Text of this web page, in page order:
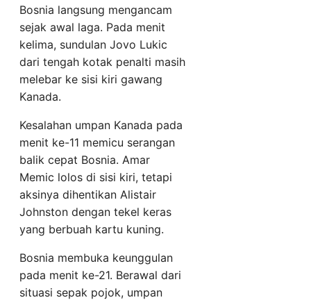
Bosnia langsung mengancam
sejak awal laga. Pada menit
kelima, sundulan Jovo Lukic
dari tengah kotak penalti masih
melebar ke sisi kiri gawang
Kanada.
Kesalahan umpan Kanada pada
menit ke-11 memicu serangan
balik cepat Bosnia. Amar
Memic lolos di sisi kiri, tetapi
aksinya dihentikan Alistair
Johnston dengan tekel keras
yang berbuah kartu kuning.
Bosnia membuka keunggulan
pada menit ke-21. Berawal dari
situasi sepak pojok, umpan